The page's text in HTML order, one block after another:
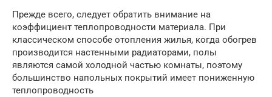
Прежде всего, следует обратить внимание на
коэффициент теплопроводности материала. При
классическом способе отопления жилья, когда обогрев
производится настенными радиаторами, полы
являются самой холодной частью комнаты, поэтому
большинство напольных покрытий имеет пониженную
теплопроводность